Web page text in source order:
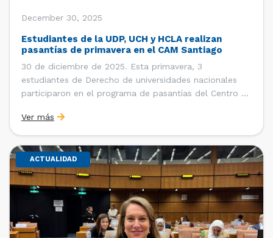
December 30, 2025
Estudiantes de la UDP, UCH y HCLA realizan
pasantías de primavera en el CAM Santiago
30 de diciembre de 2025. Esta primavera, 3
estudiantes de Derecho de universidades nacionales
participaron en el programa de pasantías del Centro de
de Santiago (CCS). Entre el 3 de noviembre y el 30 de
diciembre realizaron su pasantía Ingrid Ivania […]
Ver más
ACTUALIDAD